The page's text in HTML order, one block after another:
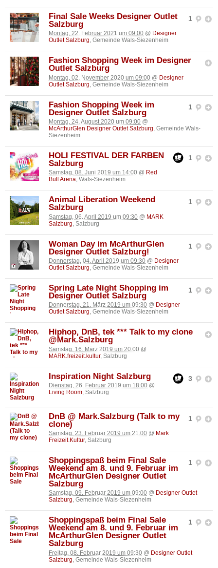
1
Final Sale Weeks Designer Outlet
Salzburg
Montag, 22. Februar 2021 um 09:00 @ Designer
Outlet Salzburg, Gemeinde Wals-Siezenheim
Fashion Shopping Week im Designer
Outlet Salzburg
Montag, 02. November 2020 um 09:00 @ Designer
Outlet Salzburg , Gemeinde Wals-Siezenheim
1
Fashion Shopping Week im
Designer Outlet Salzburg
Montag, 24. August 2020 um 09:00 @
McArthurGlen Designer Outlet Salzburg, Gemeinde Wals-
Siezenheim
1
HOLI FESTIVAL DER FARBEN
Salzburg
Samstag, 08. Juni 2019 um 14:00 @ Red
Bull Arena, Wals-Siezenheim
1
Animal Liberation Weekend
Salzburg
Samstag, 06. April 2019 um 09:30 @ MARK
Salzburg , Salzburg
1
Woman Day im McArthurGlen
Designer Outlet Salzburg!
Donnerstag, 04. April 2019 um 09:30 @ Designer
Outlet Salzburg, Gemeinde Wals-Siezenheim
1
Spring Late Night Shopping im
Designer Outlet Salzburg
Donnerstag, 21. März 2019 um 09:30 @ Designer
Outlet Salzburg, Gemeinde Wals-Siezenheim
Hiphop, DnB, tek *** Talk to my clone
@Mark.Salzburg
Samstag, 16. März 2019 um 20:00 @
MARK.freizeit.kultur, Salzburg
3
Inspiration Night Salzburg
Dienstag, 26. Februar 2019 um 18:00 @
Living Room, Salzburg
1
DnB @ Mark.Salzburg (Talk to my
clone)
Samstag, 23. Februar 2019 um 21:00 @ Mark
Freizeit.Kultur, Salzburg
1
Shoppingspaß beim Final Sale
Weekend am 8. und 9. Februar im
McArthurGlen Designer Outlet
Salzburg
Samstag, 09. Februar 2019 um 09:00 @ Designer Outlet
Salzburg, Gemeinde Wals-Siezenheim
1
Shoppingspaß beim Final Sale
Weekend am 8. und 9. Februar im
McArthurGlen Designer Outlet
Salzburg
Freitag, 08. Februar 2019 um 09:30 @ Designer Outlet
Salzburg , Gemeinde Wals-Siezenheim